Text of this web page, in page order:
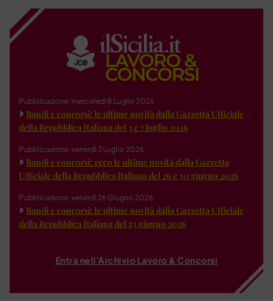
Pubblicazione: mercoledì 8 Luglio 2026
Bandi e concorsi: le ultime novità dalla Gazzetta Ufficiale
della Repubblica Italiana del 3 e 7 luglio 2026
Pubblicazione: venerdì 3 Luglio 2026
Bandi e concorsi: ecco le ultime novità dalla Gazzetta
Ufficiale della Repubblica Italiana del 26 e 30 giugno 2026
Pubblicazione: venerdì 26 Giugno 2026
Bandi e concorsi: le ultime novità dalla Gazzetta Ufficiale
della Repubblica Italiana del 23 giugno 2026
Entra nell'Archivio Lavoro & Concorsi